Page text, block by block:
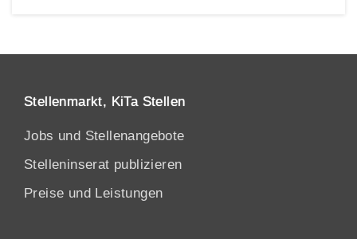
Stellenmarkt, KiTa Stellen
Jobs und Stellenangebote
Stelleninserat publizieren
Preise und Leistungen